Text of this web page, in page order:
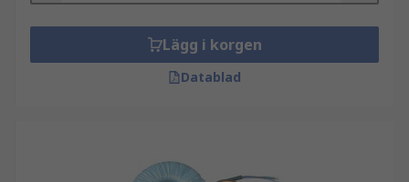
Lägg i korgen
Datablad